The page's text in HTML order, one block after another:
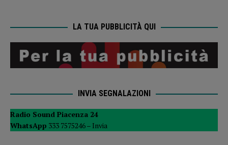
LA TUA PUBBLICITÀ QUI
INVIA SEGNALAZIONI
Radio Sound Piacenza 24
WhatsApp 333 7575246 – Invia